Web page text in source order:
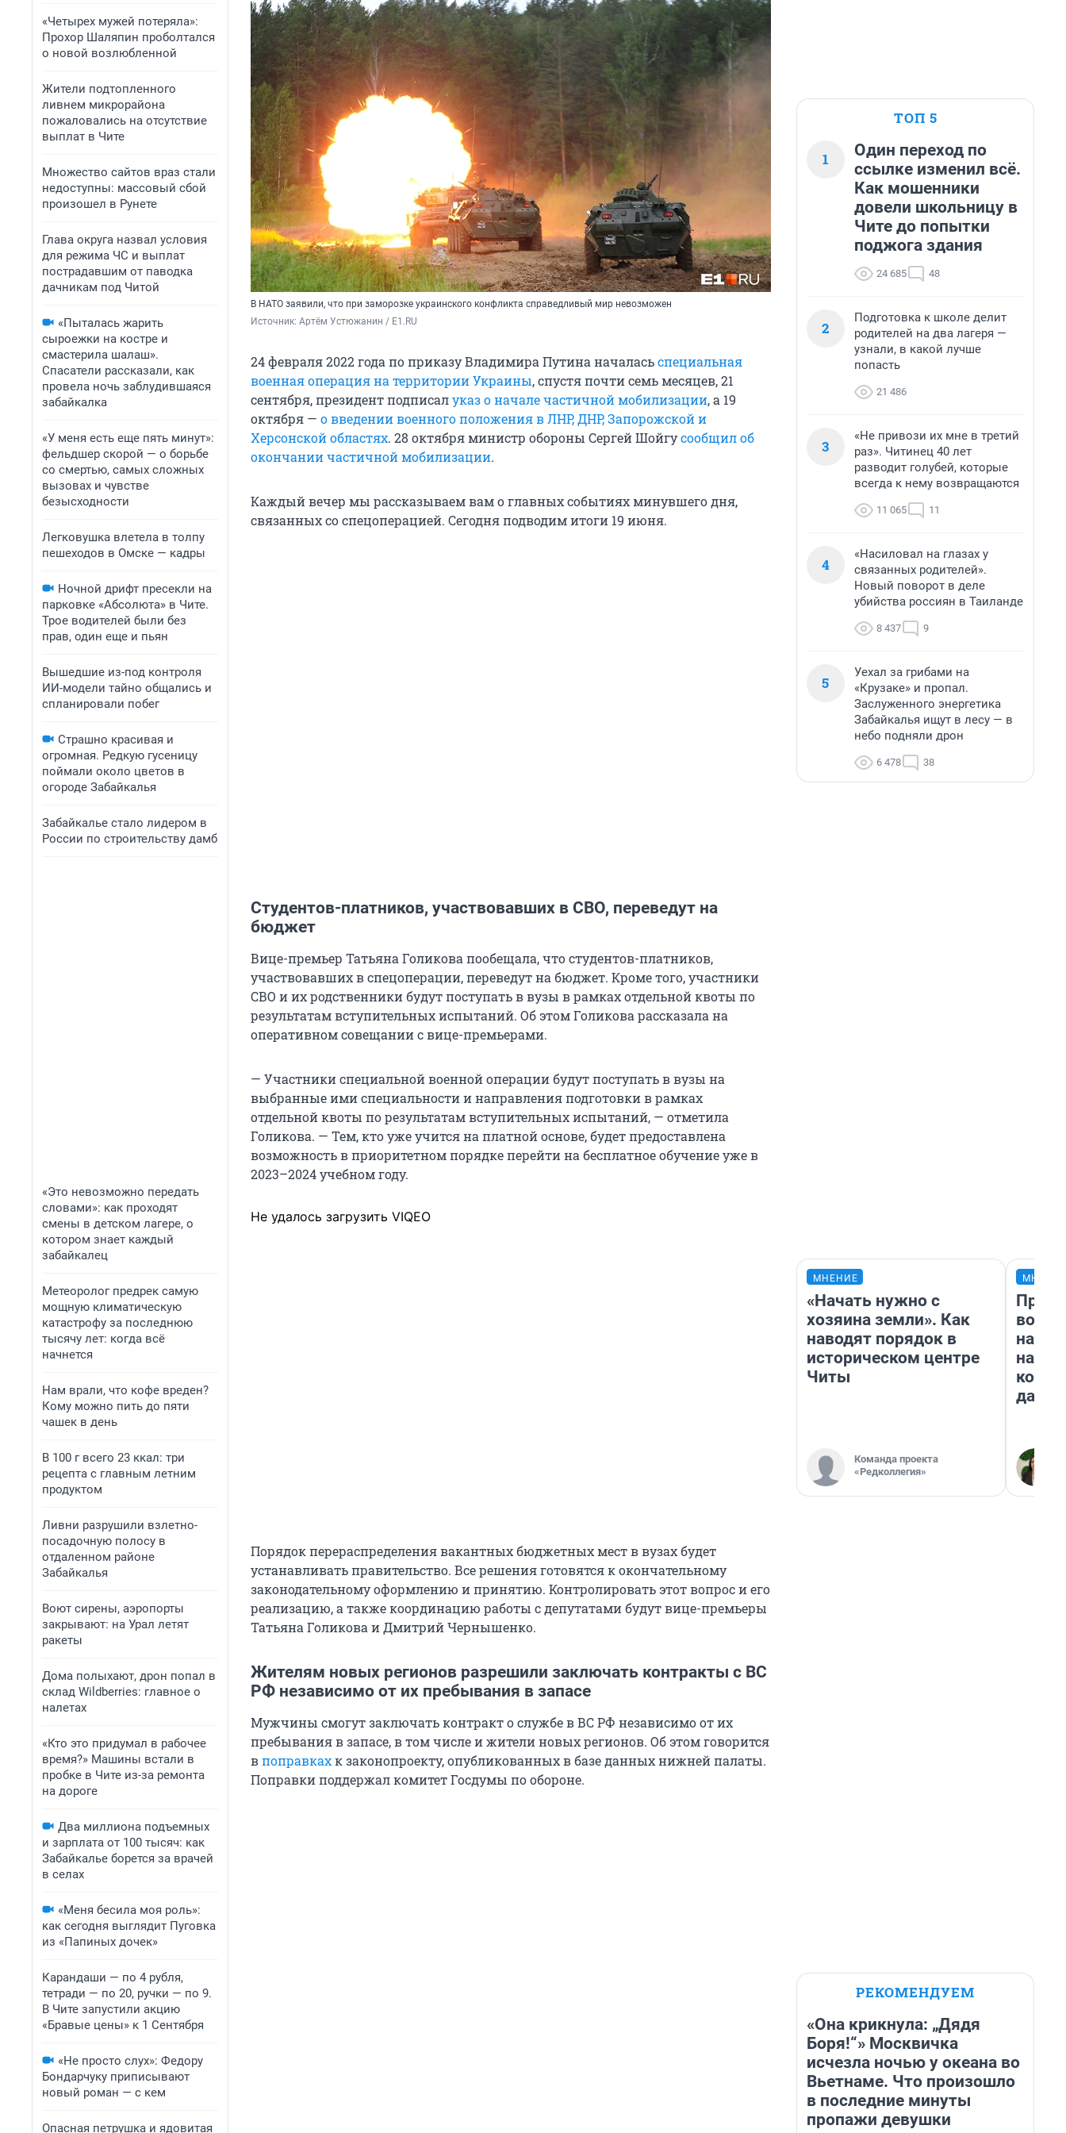
«Четырех мужей потеряла»:
Прохор Шаляпин проболтался
о новой возлюбленной
Жители подтопленного
ливнем микрорайона
пожаловались на отсутствие
выплат в Чите
Множество сайтов враз стали
недоступны: массовый сбой
произошел в Рунете
Глава округа назвал условия
для режима ЧС и выплат
пострадавшим от паводка
дачникам под Читой
«Пыталась жарить
сыроежки на костре и
смастерила шалаш».
Спасатели рассказали, как
провела ночь заблудившаяся
забайкалка
«У меня есть еще пять минут»:
фельдшер скорой — о борьбе
со смертью, самых сложных
вызовах и чувстве
безысходности
Легковушка влетела в толпу
пешеходов в Омске — кадры
Ночной дрифт пресекли на
парковке «Абсолюта» в Чите.
Трое водителей были без
прав, один еще и пьян
Вышедшие из-под контроля
ИИ-модели тайно общались и
спланировали побег
Страшно красивая и
огромная. Редкую гусеницу
поймали около цветов в
огороде Забайкалья
Забайкалье стало лидером в
России по строительству дамб
«Это невозможно передать
словами»: как проходят
смены в детском лагере, о
котором знает каждый
забайкалец
Метеоролог предрек самую
мощную климатическую
катастрофу за последнюю
тысячу лет: когда всё
начнется
Нам врали, что кофе вреден?
Кому можно пить до пяти
чашек в день
В 100 г всего 23 ккал: три
рецепта с главным летним
продуктом
Ливни разрушили взлетно-
посадочную полосу в
отдаленном районе
Забайкалья
Воют сирены, аэропорты
закрывают: на Урал летят
ракеты
Дома полыхают, дрон попал в
склад Wildberries: главное о
налетах
«Кто это придумал в рабочее
время?» Машины встали в
пробке в Чите из-за ремонта
на дороге
Два миллиона подъемных
и зарплата от 100 тысяч: как
Забайкалье борется за врачей
в селах
«Меня бесила моя роль»:
как сегодня выглядит Пуговка
из «Папиных дочек»
Карандаши — по 4 рубля,
тетради — по 20, ручки — по 9.
В Чите запустили акцию
«Бравые цены» к 1 Сентября
«Не просто слух»: Федору
Бондарчуку приписывают
новый роман — с кем
Опасная петрушка и ядовитая
В НАТО заявили, что при заморозке украинского конфликта справедливый мир невозможен
Источник: Артём Устюжанин / E1.RU
24 февраля 2022 года по приказу Владимира Путина началасьспециальная
военная операция на территории Украины, спустя почти семь месяцев, 21
сентября, президент подписалуказ о начале частичной мобилизации, а 19
октября — о введении военного положения в ЛНР, ДНР, Запорожской и
Херсонской областях. 28 октября министр обороны Сергей Шойгусообщил об
окончании частичной мобилизации.
Каждый вечер мы рассказываем вам о главных событиях минувшего дня,
связанных со спецоперацией. Сегодня подводим итоги 19 июня.
Студентов-платников, участвовавших в СВО, переведут на
бюджет
Вице-премьер Татьяна Голикова пообещала, что студентов-платников,
участвовавших в спецоперации, переведут на бюджет. Кроме того, участники
СВО и их родственники будут поступать в вузы в рамках отдельной квоты по
результатам вступительных испытаний. Об этом Голикова рассказала на
оперативном совещании с вице-премьерами.
— Участники специальной военной операции будут поступать в вузы на
выбранные ими специальности и направления подготовки в рамках
отдельной квоты по результатам вступительных испытаний, — отметила
Голикова. — Тем, кто уже учится на платной основе, будет предоставлена
возможность в приоритетном порядке перейти на бесплатное обучение уже в
2023–2024 учебном году.
Не удалось загрузить VIQEO
Порядок перераспределения вакантных бюджетных мест в вузах будет
устанавливать правительство. Все решения готовятся к окончательному
законодательному оформлению и принятию. Контролировать этот вопрос и его
реализацию, а также координацию работы с депутатами будут вице-премьеры
Татьяна Голикова и Дмитрий Чернышенко.
Жителям новых регионов разрешили заключать контракты с ВС
РФ независимо от их пребывания в запасе
Мужчины смогут заключать контракт о службе в ВС РФ независимо от их
пребывания в запасе, в том числе и жители новых регионов. Об этом говорится
впоправкахк законопроекту, опубликованных в базе данных нижней палаты.
Поправки поддержал комитет Госдумы по обороне.
ТОП 5
1
Один переход по
ссылке изменил всё.
Как мошенники
довели школьницу в
Чите до попытки
поджога здания
24 685 48
2
Подготовка к школе делит
родителей на два лагеря —
узнали, в какой лучше
попасть
21 486
3
«Не привози их мне в третий
раз». Читинец 40 лет
разводит голубей, которые
всегда к нему возвращаются
11 065 11
4
«Насиловал на глазах у
связанных родителей».
Новый поворот в деле
убийства россиян в Таиланде
8 437 9
5
Уехал за грибами на
«Крузаке» и пропал.
Заслуженного энергетика
Забайкалья ищут в лесу — в
небо подняли дрон
6 478 38
МНЕНИЕ
«Начать нужно с
хозяина земли». Как
наводят порядок в
историческом центре
Читы
Команда проекта
«Редколлегия»
нам
даже
РЕКОМЕНДУЕМ
«Она крикнула: „Дядя
Боря!“» Москвичка
исчезла ночью у океана во
Вьетнаме. Что произошло
в последние минуты
пропажи девушки